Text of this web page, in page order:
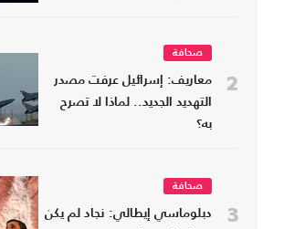
2
صحافة
معاريف: إسرائيل عرفت مصدر
التهديد الجديد.. لماذا لا تصرح
به؟
3
صحافة
دبلوماسي إيطالي: نجاد لم يكن